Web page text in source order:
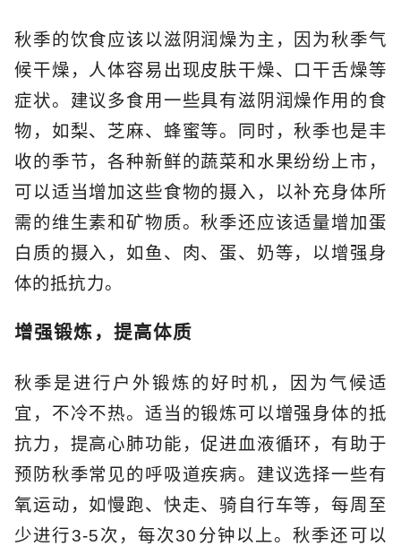
秋季的饮食应该以滋阴润燥为主，因为秋季气
候干燥，人体容易出现皮肤干燥、口干舌燥等
症状。建议多食用一些具有滋阴润燥作用的食
物，如梨、芝麻、蜂蜜等。同时，秋季也是丰
收的季节，各种新鲜的蔬菜和水果纷纷上市，
可以适当增加这些食物的摄入，以补充身体所
需的维生素和矿物质。秋季还应该适量增加蛋
白质的摄入，如鱼、肉、蛋、奶等，以增强身
体的抵抗力。
增强锻炼，提高体质
秋季是进行户外锻炼的好时机，因为气候适
宜，不冷不热。适当的锻炼可以增强身体的抵
抗力，提高心肺功能，促进血液循环，有助于
预防秋季常见的呼吸道疾病。建议选择一些有
氧运动，如慢跑、快走、骑自行车等，每周至
少进行3-5次，每次30分钟以上。秋季还可以